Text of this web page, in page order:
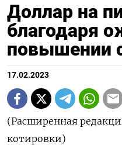
Доллар на
благодаря
повышении
17.02.2023
(Расширенная
котировки)